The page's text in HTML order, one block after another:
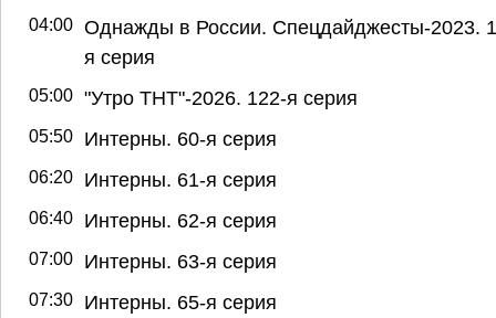
04:00 Однажды в России. Спецдайджесты-2023.
я серия
05:00 "Утро ТНТ"-2026. 122-я серия
05:50 Интерны. 60-я серия
06:20 Интерны. 61-я серия
06:40 Интерны. 62-я серия
07:00 Интерны. 63-я серия
07:30 Интерны. 65-я серия